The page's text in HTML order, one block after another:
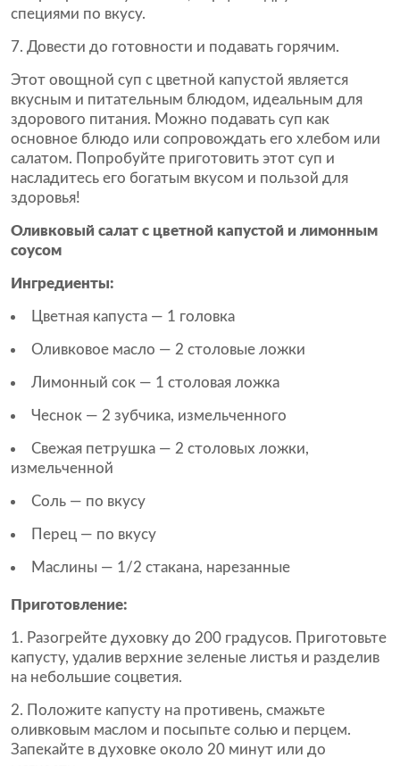
специями по вкусу.
Довести до готовности и подавать горячим.
Этот овощной суп с цветной капустой является
вкусным и питательным блюдом, идеальным для
здорового питания. Можно подавать суп как
основное блюдо или сопровождать его хлебом или
салатом. Попробуйте приготовить этот суп и
насладитесь его богатым вкусом и пользой для
здоровья!
Оливковый салат с цветной капустой и лимонным
соусом
Ингредиенты:
Цветная капуста — 1 головка
Оливковое масло — 2 столовые ложки
Лимонный сок — 1 столовая ложка
Чеснок — 2 зубчика, измельченного
Свежая петрушка — 2 столовых ложки,
измельченной
Соль — по вкусу
Перец — по вкусу
Маслины — 1/2 стакана, нарезанные
Приготовление:
Разогрейте духовку до 200 градусов. Приготовьте
капусту, удалив верхние зеленые листья и разделив
на небольшие соцветия.
Положите капусту на противень, смажьте
оливковым маслом и посыпьте солью и перцем.
Запекайте в духовке около 20 минут или до